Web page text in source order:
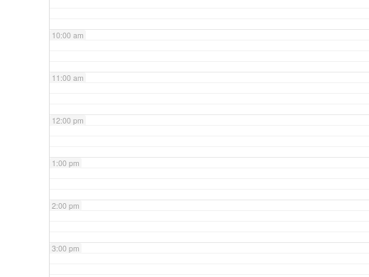
10:00 am
11:00 am
12:00 pm
1:00 pm
2:00 pm
3:00 pm